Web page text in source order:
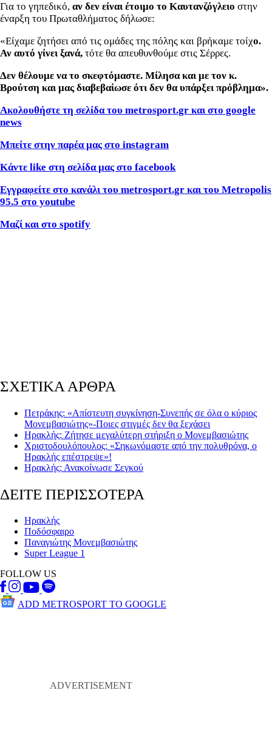
Για το γηπεδικό, αν δεν είναι έτοιμο το Καυτανζόγλειο στην
έναρξη του Πρωταθλήματος δήλωσε:
«Είχαμε ζητήσει από τις ομάδες της πόλης και βρήκαμε τοίχο.
Αν αυτό γίνει ξανά, τότε θα απευθυνθούμε στις Σέρρες.
Δεν θέλουμε να το σκεφτόμαστε. Μίλησα και με τον κ.
Βρούτση και μας διαβεβαίωσε ότι δεν θα υπάρξει πρόβλημα».
Ακολουθήστε τη σελίδα του metrosport.gr και στο google
news
Μπείτε στην παρέα μας στο instagram
Κάντε like στη σελίδα μας στο facebook
Εγγραφείτε στο κανάλι του metrosport.gr και του Metropolis
95.5 στο youtube
Μαζί και στο spotify
ΣΧΕΤΙΚΑ ΑΡΘΡΑ
Πετράκης: «Απίστευτη συγκίνηση-Συνεπής σε όλα ο κύριος
Μονεμβασιώτης»-Ποιες στιγμές δεν θα ξεχάσει
Ηρακλής: Ζήτησε μεγαλύτερη στήριξη ο Μονεμβασιώτης
Χριστοδουλόπουλος: «Σηκωνόμαστε από την πολυθρόνα, ο
Ηρακλής επέστρεψε»!
Ηρακλής: Ανακοίνωσε Σεγκού
ΔΕΙΤΕ ΠΕΡΙΣΣΟΤΕΡΑ
Ηρακλής
Ποδόσφαιρο
Παναγιώτης Μονεμβασιώτης
Super League 1
FOLLOW US
ADD METROSPORT TO GOOGLE